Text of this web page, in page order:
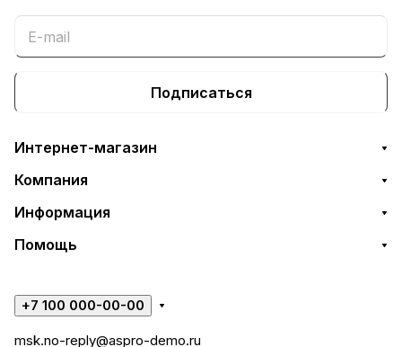
Подписаться
Интернет-магазин
Компания
Информация
Помощь
+7 100 000-00-00
msk.no-reply@aspro-demo.ru